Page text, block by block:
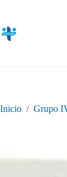
contenido
Inicio / Grupo